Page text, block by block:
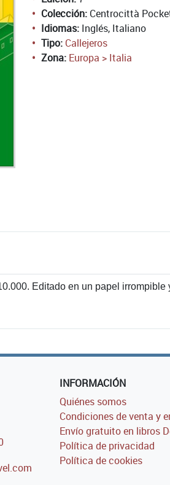
Colección: Centrocittà
Idiomas: Inglés, Italiano
Tipo: Callejeros
Zona: Europa > Italia
Editado en un papel
INFORMACIÓN
Quiénes somos
Condiciones de venta y
Envío gratuito en libros
Política de privacidad
Política de cookies